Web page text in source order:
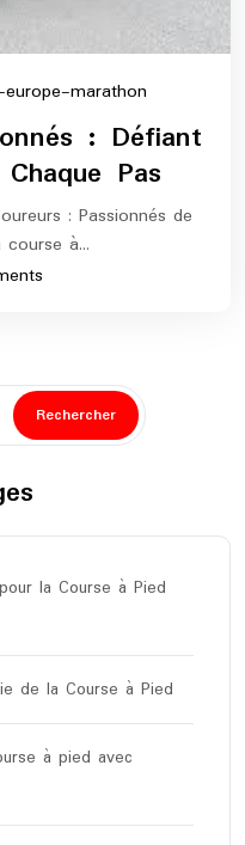
marathon
europe-
marathon
: Défiant
Pas
: Passionnés de
course à…
Rechercher
la Course à Pied
de la Course à Pied
à pied avec